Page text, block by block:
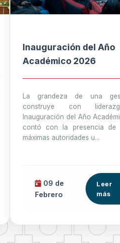
Inauguración del Año
Académico 2026
La grandeza de una
construye con
Inauguración del Año
contó con la presencia de
máximas autoridades u...
09 de
Febrero
Leer
más